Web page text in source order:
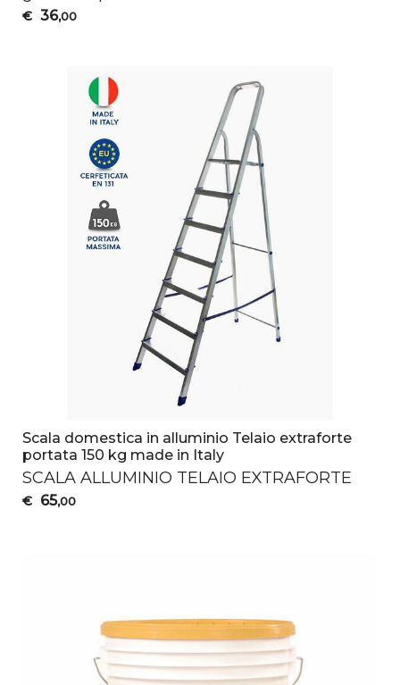
€ 36,00
Scala domestica in alluminio Telaio extraforte
portata 150 kg made in Italy
SCALA ALLUMINIO TELAIO EXTRAFORTE
€ 65,00